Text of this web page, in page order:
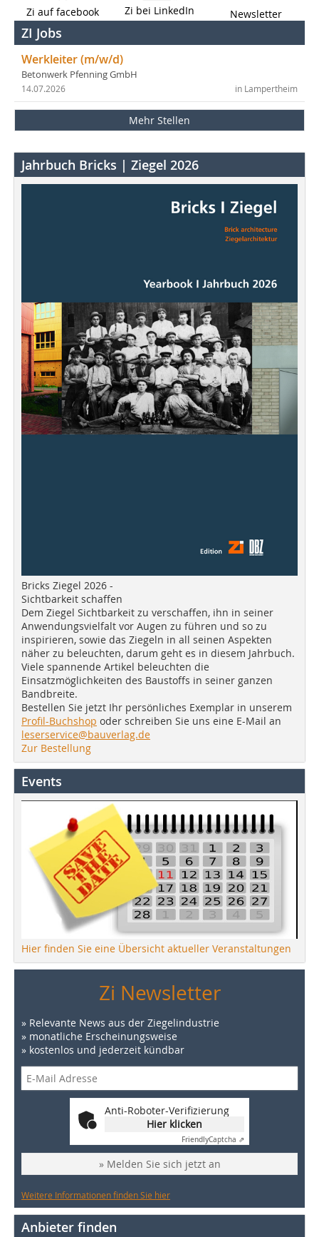
Zi auf facebook Zi bei LinkedIn Newsletter
ZI Jobs
Werkleiter (m/w/d)
Betonwerk Pfenning GmbH
in Lampertheim
14.07.2026
Mehr Stellen
Jahrbuch Bricks | Ziegel 2026
Bricks Ziegel 2026 -
Sichtbarkeit schaffen
Dem Ziegel Sichtbarkeit zu verschaffen, ihn in seiner
Anwendungsvielfalt vor Augen zu führen und so zu
inspirieren, sowie das Ziegeln in all seinen Aspekten
näher zu beleuchten, darum geht es in diesem Jahrbuch.
Viele spannende Artikel beleuchten die
Einsatzmöglichkeiten des Baustoffs in seiner ganzen
Bandbreite.
Bestellen Sie jetzt Ihr persönliches Exemplar in unserem
Profil-Buchshop oder schreiben Sie uns eine E-Mail an
leserservice@bauverlag.de
Zur Bestellung
Events
Hier finden Sie eine Übersicht aktueller Veranstaltungen
Zi Newsletter
» Relevante News aus der Ziegelindustrie
» monatliche Erscheinungsweise
» kostenlos und jederzeit kündbar
Anti-Roboter-Verifizierung
Hier klicken
FriendlyCaptcha ⇗
» Melden Sie sich jetzt an
Weitere Informationen finden Sie hier
Anbieter finden